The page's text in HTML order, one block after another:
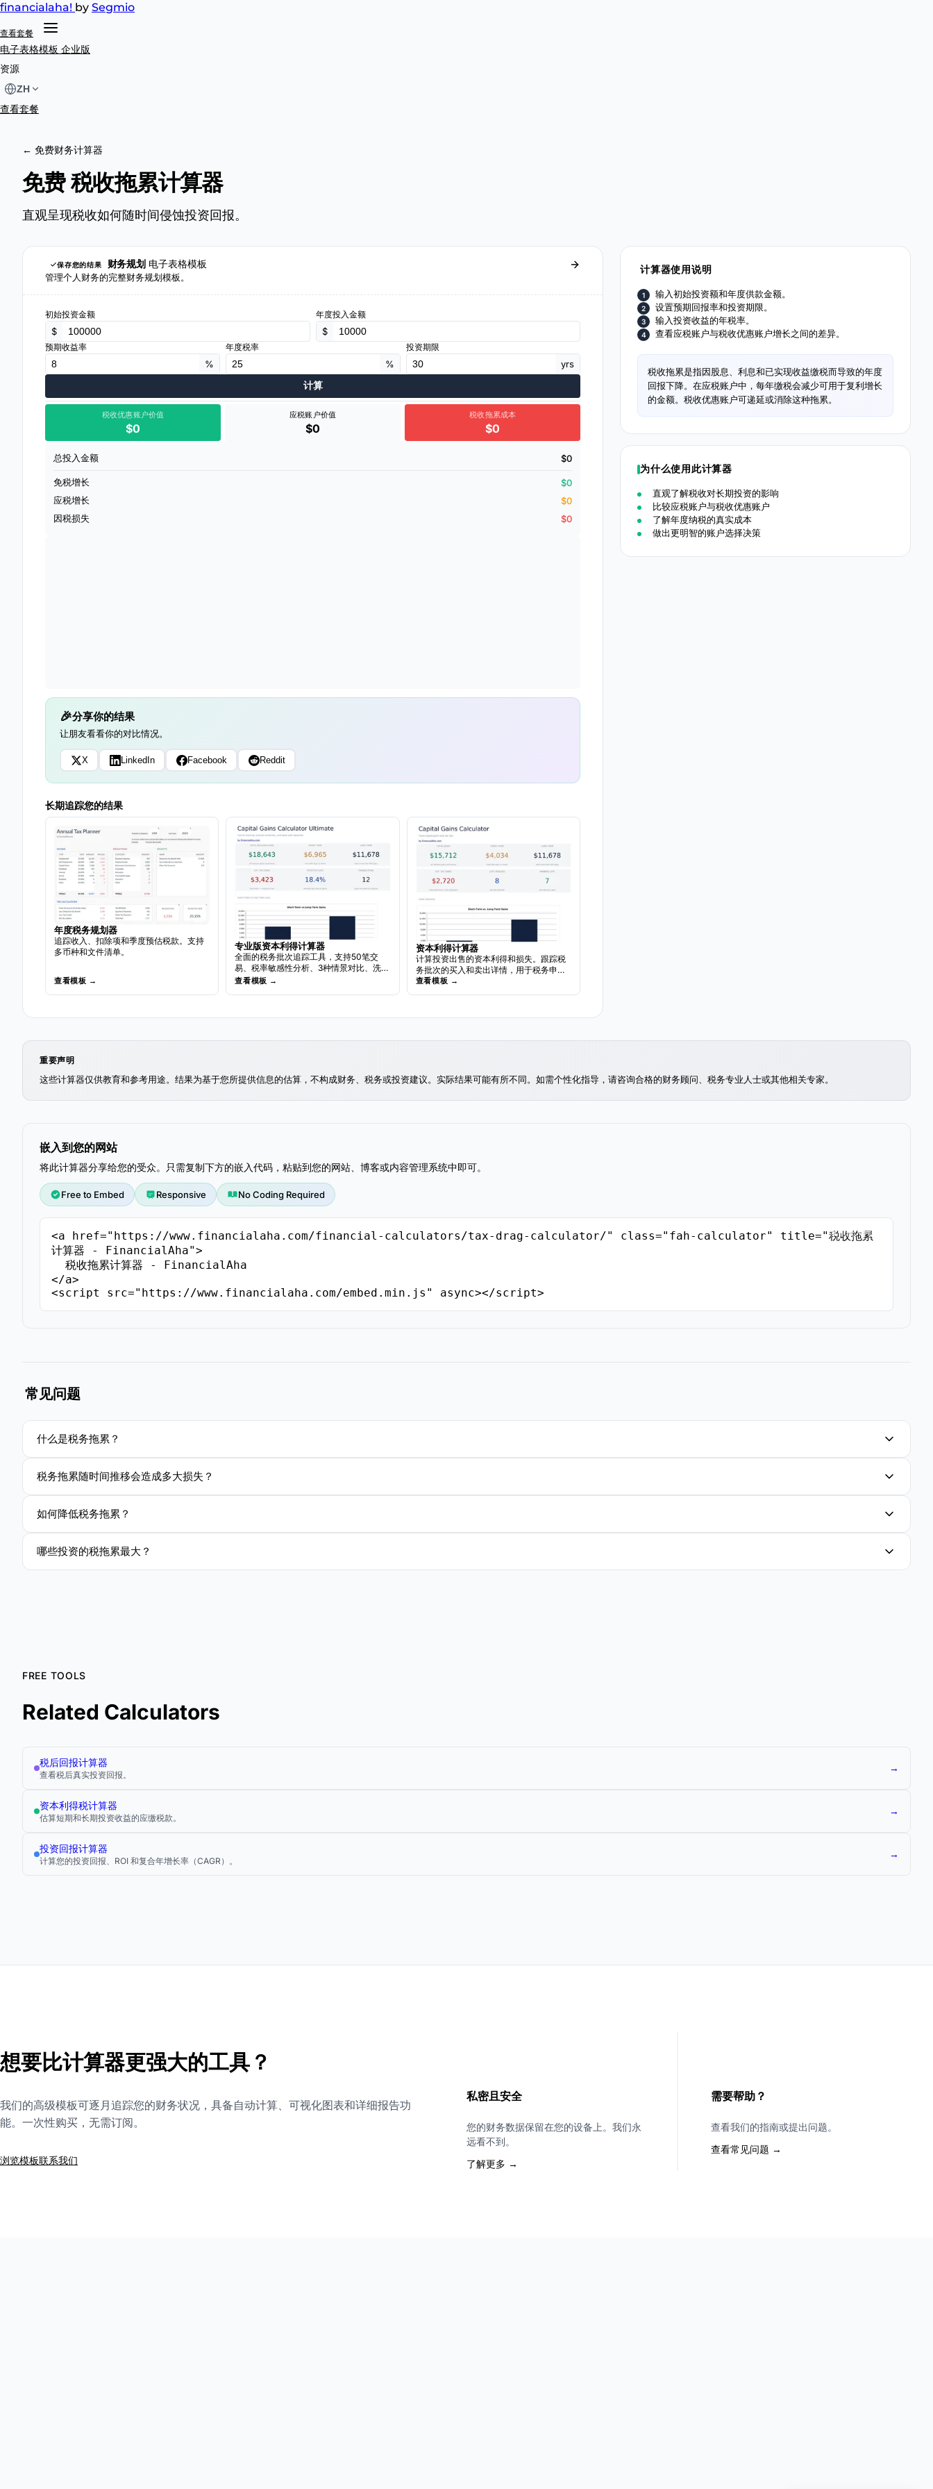
financialaha! by Segmio
查看套餐
电子表格模板 企业版
资源
ZH
查看套餐
← 免费财务计算器
免费 税收拖累计算器
直观呈现税收如何随时间侵蚀投资回报。
保存您的结果 财务规划 电子表格模板
管理个人财务的完整财务规划模板。
初始投资金额
$
年度投入金额
$
预期收益率
%
年度税率
%
投资期限
yrs
计算
税收优惠账户价值
$0
应税账户价值
$0
税收拖累成本
$0
总投入金额 $0
免税增长
$0
应税增长
$0
因税损失
$0
分享你的结果
让朋友看看你的对比情况。
X LinkedIn Facebook Reddit
长期追踪您的结果
年度税务规划器
追踪收入、扣除项和季度预估税款。支持
多币种和文件清单。
查看模板 →
专业版资本利得计算器
全面的税务批次追踪工具，支持50笔交
易、税率敏感性分析、3种情景对比、洗售
检测和详细的年度税务汇总。
查看模板 →
资本利得计算器
计算投资出售的资本利得和损失。跟踪税
务批次的买入和卖出详情，用于税务申
报。
查看模板 →
计算器使用说明
输入初始投资额和年度供款金额。
设置预期回报率和投资期限。
输入投资收益的年税率。
查看应税账户与税收优惠账户增长之间的差异。
税收拖累是指因股息、利息和已实现收益缴税而导致的年度
回报下降。在应税账户中，每年缴税会减少可用于复利增长
的金额。税收优惠账户可递延或消除这种拖累。
为什么使用此计算器
直观了解税收对长期投资的影响
比较应税账户与税收优惠账户
了解年度纳税的真实成本
做出更明智的账户选择决策
重要声明
这些计算器仅供教育和参考用途。结果为基于您所提供信息的估算，不构成财务、税务或投资建议。实际结果可能有所不同。如需个性化指导，请咨询合格的财务顾问、税务专业人士或其他相关专家。
嵌入到您的网站
将此计算器分享给您的受众。只需复制下方的嵌入代码，粘贴到您的网站、博客或内容管理系统中即可。
Free to Embed Responsive No Coding Required
<a href="https://www.financialaha.com/financial-calculators/tax-drag-calculator/" class="fah-calculator" title="税收拖累
计算器 - FinancialAha">
</a>
<script src="https://www.financialaha.com/embed.min.js" async></script>
复制嵌入代码
常见问题
什么是税务拖累？
税务拖累随时间推移会造成多大损失？
如何降低税务拖累？
哪些投资的税拖累最大？
FREE TOOLS
Related Calculators
税后回报计算器
查看税后真实投资回报。
→
资本利得税计算器
估算短期和长期投资收益的应缴税款。
→
投资回报计算器
计算您的投资回报、ROI 和复合年增长率（CAGR）。
→
想要比计算器更强大的工具？
我们的高级模板可逐月追踪您的财务状况，具备自动计算、可视化图表和详细报告功
能。一次性购买，无需订阅。
浏览模板联系我们
私密且安全
您的财务数据保留在您的设备上。我们永
远看不到。
了解更多 →
需要帮助？
查看我们的指南或提出问题。
查看常见问题 →